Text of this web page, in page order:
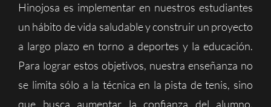
Hinojosa es implementar en nuestros estudiantes
un hábito de vida saludable y construir un proyecto
a largo plazo en torno a deportes y la educación.
Para lograr estos objetivos, nuestra enseñanza no
se limita sólo a la técnica en la pista de tenis, sino
que busca aumentar la confianza del alumno,